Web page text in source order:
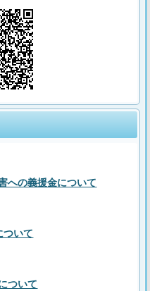
への義援金について
ついて
ついて